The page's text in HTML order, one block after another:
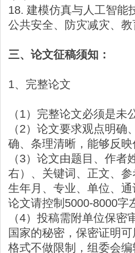
18. 建模仿真与人工智能
公共安全、防灾减灾、
三、论文征稿须知：
1、完整论文
（1）完整论文必须是
（2）论文要求观点明
确、条理清晰，能够反
（3）论文由题目、作
右）、关键词、正文、
生年月、专业、单位、
论文请控制5000-8000字
（4）投稿需附单位保
国家的秘密，保密证明
格式不做限制，组委会